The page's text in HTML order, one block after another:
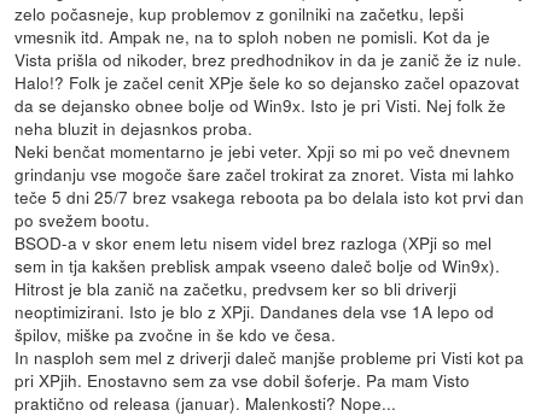
zelo počasneje, kup problemov z gonilniki na začetku, lepši
vmesnik itd. Ampak ne, na to sploh noben ne pomisli. Kot da je
Vista prišla od nikoder, brez predhodnikov in da je zanič že iz nule.
Halo!? Folk je začel cenit XPje šele ko so dejansko začel opazovat
da se dejansko obnee bolje od Win9x. Isto je pri Visti. Nej folk že
neha bluzit in dejasnkos proba.
Neki benčat momentarno je jebi veter. Xpji so mi po več dnevnem
grindanju vse mogoče šare začel trokirat za znoret. Vista mi lahko
teče 5 dni 25/7 brez vsakega reboota pa bo delala isto kot prvi dan
po svežem bootu.
BSOD-a v skor enem letu nisem videl brez razloga (XPji so mel
sem in tja kakšen preblisk ampak vseeno daleč bolje od Win9x).
Hitrost je bla zanič na začetku, predvsem ker so bli driverji
neoptimizirani. Isto je blo z XPji. Dandanes dela vse 1A lepo od
špilov, miške pa zvočne in še kdo ve česa.
In nasploh sem mel z driverji daleč manjše probleme pri Visti kot pa
pri XPjih. Enostavno sem za vse dobil šoferje. Pa mam Visto
praktično od releasa (januar). Malenkosti? Nope...